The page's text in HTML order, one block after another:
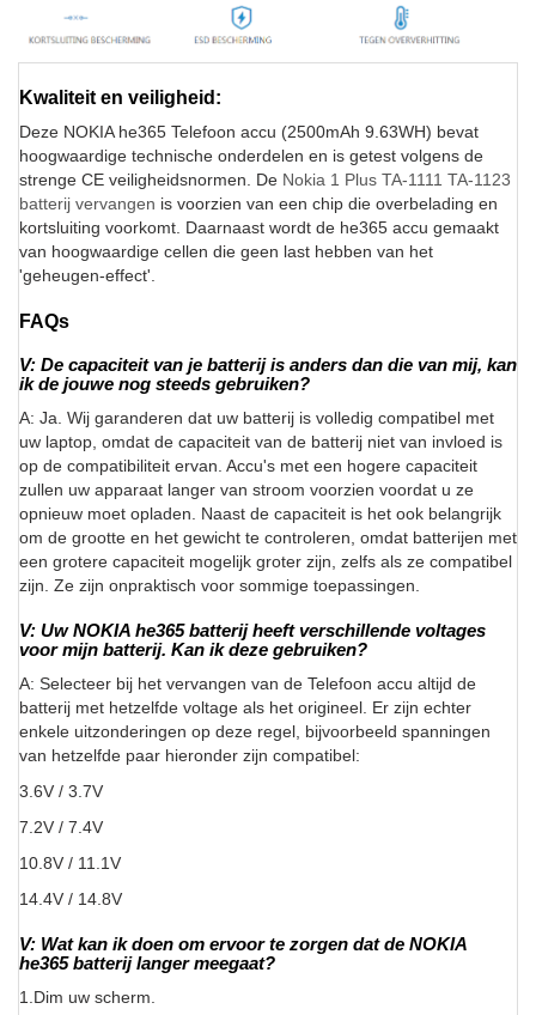
Kwaliteit en veiligheid:
Deze NOKIA he365 Telefoon accu (2500mAh 9.63WH) bevat
hoogwaardige technische onderdelen en is getest volgens de
strenge CE veiligheidsnormen. De Nokia 1 Plus TA-1111 TA-1123
batterij vervangen is voorzien van een chip die overbelading en
kortsluiting voorkomt. Daarnaast wordt de he365 accu gemaakt
van hoogwaardige cellen die geen last hebben van het
'geheugen-effect'.
FAQs
V: De capaciteit van je batterij is anders dan die van mij, kan
ik de jouwe nog steeds gebruiken?
A: Ja. Wij garanderen dat uw batterij is volledig compatibel met
uw laptop, omdat de capaciteit van de batterij niet van invloed is
op de compatibiliteit ervan. Accu's met een hogere capaciteit
zullen uw apparaat langer van stroom voorzien voordat u ze
opnieuw moet opladen. Naast de capaciteit is het ook belangrijk
om de grootte en het gewicht te controleren, omdat batterijen met
een grotere capaciteit mogelijk groter zijn, zelfs als ze compatibel
zijn. Ze zijn onpraktisch voor sommige toepassingen.
V: Uw NOKIA he365 batterij heeft verschillende voltages
voor mijn batterij. Kan ik deze gebruiken?
A: Selecteer bij het vervangen van de Telefoon accu altijd de
batterij met hetzelfde voltage als het origineel. Er zijn echter
enkele uitzonderingen op deze regel, bijvoorbeeld spanningen
van hetzelfde paar hieronder zijn compatibel:
3.6V / 3.7V
7.2V / 7.4V
10.8V / 11.1V
14.4V / 14.8V
V: Wat kan ik doen om ervoor te zorgen dat de NOKIA
he365 batterij langer meegaat?
1.Dim uw scherm.